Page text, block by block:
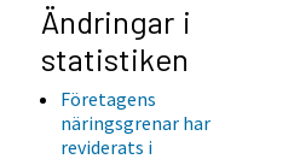
Ändringar i
statistiken
Företagens
näringsgrenar har
reviderats i